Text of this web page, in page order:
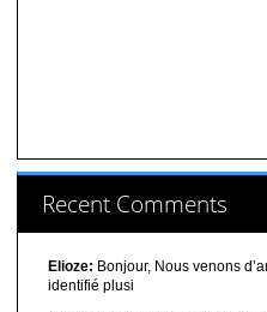
Recent Comments
Elioze: Bonjour, Nous venons
identifié plusi